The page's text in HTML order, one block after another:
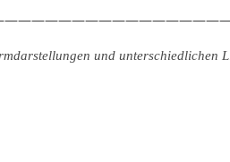
und unterschiedlichen